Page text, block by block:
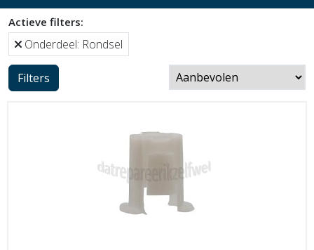
Actieve filters:
Onderdeel: Rondsel
Filters